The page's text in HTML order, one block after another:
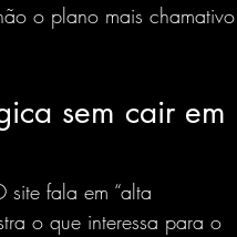
o plano mais chamativo
sem cair em
fala em “alta
o que interessa para o